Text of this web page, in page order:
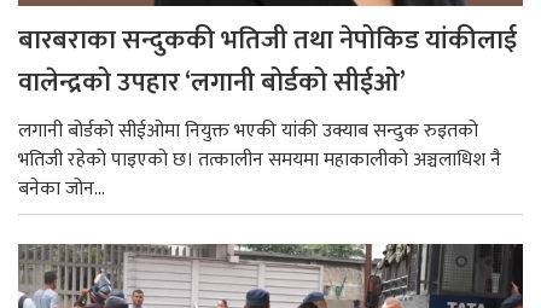
बारबराका सन्दुककी भतिजी तथा नेपोकिड यांकीलाई
वालेन्द्रको उपहार ‘लगानी बोर्डको सीईओ’
लगानी बोर्डको सीईओमा नियुक्त भएकी यांकी उक्याब सन्दुक रुइतको
भतिजी रहेको पाइएको छ। तत्कालीन समयमा महाकालीको अञ्चलाधिश नै
बनेका जोन...